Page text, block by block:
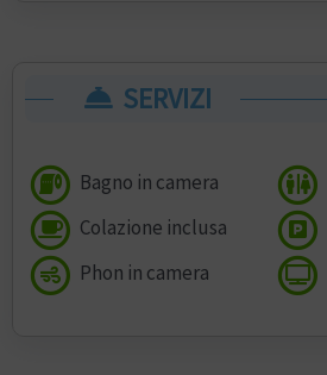
SERVIZI
Bagno in camera
Colazione inclusa
Phon in camera